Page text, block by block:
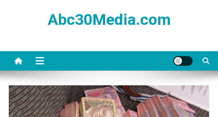
Abc30Media.com